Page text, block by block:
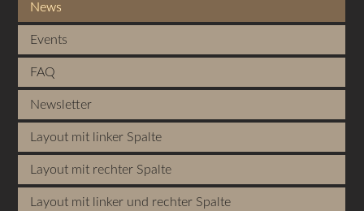
News
Events
FAQ
Newsletter
Layout mit linker Spalte
Layout mit rechter Spalte
Layout mit linker und rechter Spalte